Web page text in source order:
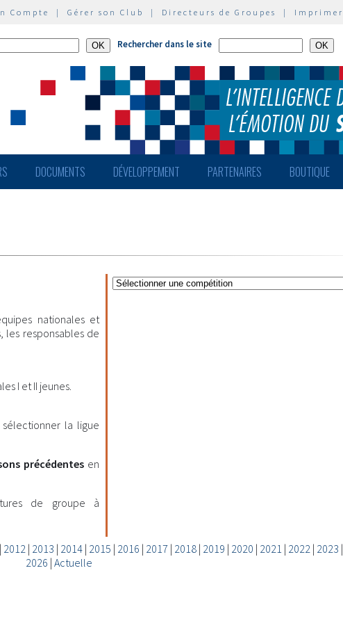
Compte | Gérer son Club | Directeurs de Groupes | Imprimer
Rechercher dans le site
DOCUMENTS DÉVELOPPEMENT PARTENAIRES BOUTIQUE
nationales et
les responsables de
I et II jeunes.
la ligue
précédentes en
de groupe à
| 2012| 2013 | 2014| 2015 | 2016 | 2017 | 2018| 2019 | 2020 | 2021 | 2022| 2023 |
2026 | Actuelle